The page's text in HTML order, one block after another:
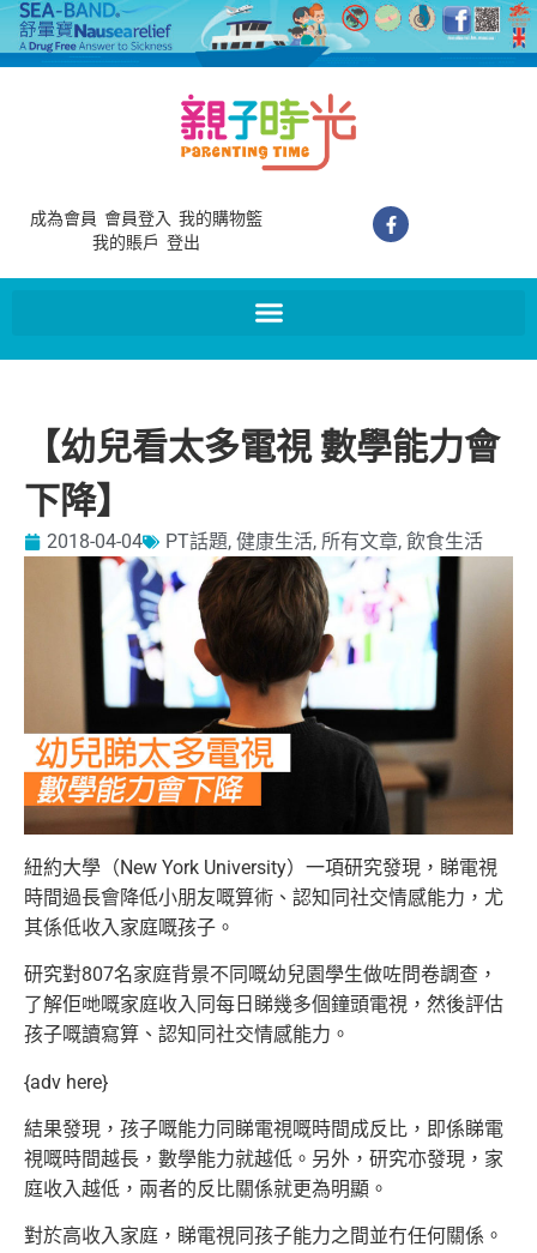
成為會員 會員登入 我的購物籃
我的賬戶 登出
【幼兒看太多電視 數學能力會
下降】
2018-04-04 PT話題, 健康生活, 所有文章, 飲食生活
紐約大學（New York University）一項研究發現，睇電視
時間過長會降低小朋友嘅算術、認知同社交情感能力，尤
其係低收入家庭嘅孩子。
研究對807名家庭背景不同嘅幼兒園學生做咗問卷調查，
了解佢哋嘅家庭收入同每日睇幾多個鐘頭電視，然後評估
孩子嘅讀寫算、 認知同社交情感能力。
{adv here}
結果發現，孩子嘅能力同睇電視嘅時間成反比，即係睇電
視嘅時間越長，數學能力就越低。另外，研究亦發現，家
庭收入越低，兩者的反比關係就更為明顯。
對於高收入家庭，睇電視同孩子能力之間並冇任何關係。